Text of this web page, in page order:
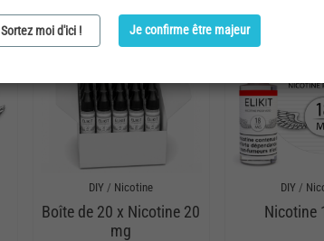
DIY / Nicotine
Boîte de 20 x Nicotine 20
mg
DIY /
Nicotine
Sortez moi d'ici ! Je confirme être majeur